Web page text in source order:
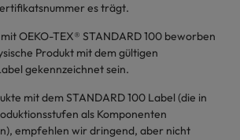
es trägt.
OEKO-TEX® STANDARD 100 beworben
Produkt mit dem gültigen
gekennzeichnet sein.
mit dem STANDARD 100 Label (die in
als Komponenten
empfehlen wir dringend, aber nicht